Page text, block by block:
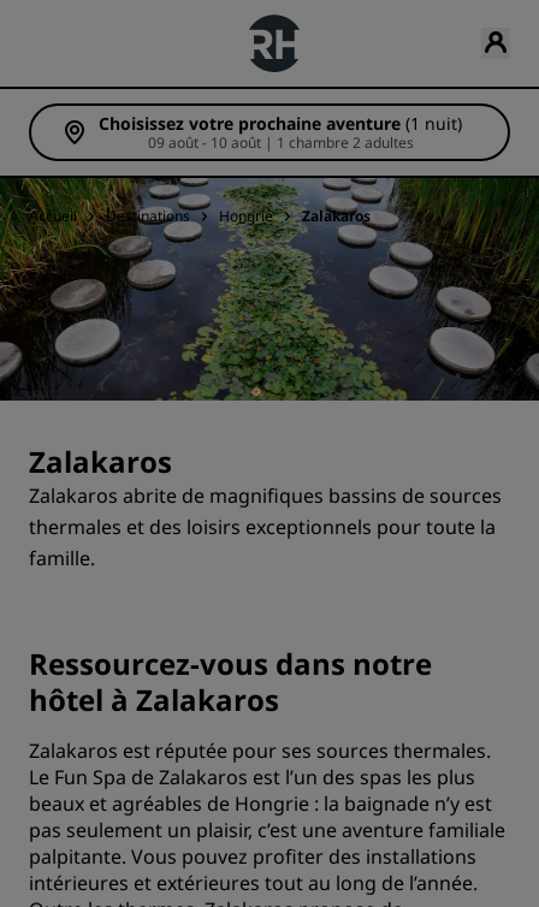
Choisissez votre prochaine aventure (1 nuit)
09 août - 10 août | 1 chambre 2 adultes
Accueil Destinations Hongrie Zalakaros
Zalakaros
Zalakaros abrite de magnifiques bassins de sources
thermales et des loisirs exceptionnels pour toute la
famille.
Ressourcez-vous dans notre
hôtel à Zalakaros
Zalakaros est réputée pour ses sources thermales.
Le Fun Spa de Zalakaros est l’un des spas les plus
beaux et agréables de Hongrie : la baignade n’y est
pas seulement un plaisir, c’est une aventure familiale
palpitante. Vous pouvez profiter des installations
intérieures et extérieures tout au long de l’année.